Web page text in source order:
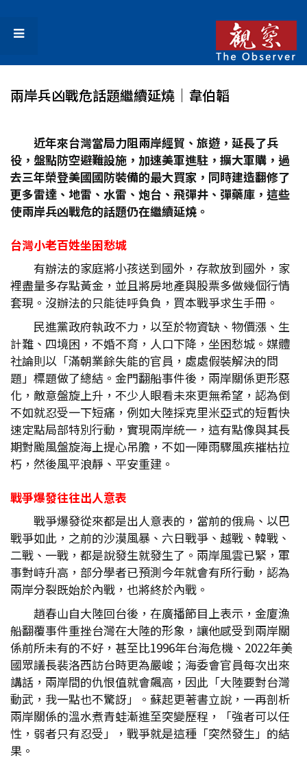
兩岸兵凶戰危話題繼續延燒│韋伯韜
近年來台灣當局力阻兩岸經貿、旅遊，延長了兵
役，盤點防空避難設施，加速美軍進駐，擴大軍購，過
去三年榮登美國國防裝備的最大買家，同時建造翻修了
更多雷達、地雷、水雷、炮台、飛彈井、彈藥庫，這些
使兩岸兵凶戰危的話題仍在繼續延燒。
台灣小老百姓坐困愁城
有辦法的家庭將小孩送到國外，存款放到國外，家
裡盡量多存點黃金，並且將房地產與股票多做幾個行情
套現。沒辦法的只能徒呼負負，買本戰爭求生手冊。
民進黨政府執政不力，以至於物資缺、物價漲、生
計難、四境困，不婚不育，人口下降，坐困愁城。媒體
社論則以「滿朝業餘失能的官員，處處假裝解決的問
題」標題做了總結。金門翻船事件後，兩岸關係更形惡
化，敵意盤旋上升，不少人眼看未來更無希望，認為倒
不如就忍受一下短痛，例如大陸採克里米亞式的短暫快
速定點局部特別行動，實現兩岸統一，這有點像與其長
期對颱風盤旋海上提心吊膽，不如一陣雨驟風疾摧枯拉
朽，然後風平浪靜、平安重建。
戰爭爆發往往出人意表
戰爭爆發從來都是出人意表的，當前的俄烏、以巴
戰爭如此，之前的沙漠風暴、六日戰爭、越戰、韓戰、
二戰、一戰，都是說發生就發生了。兩岸風雲已緊，軍
事對峙升高，部分學者已預測今年就會有所行動，認為
兩岸分裂既始於內戰，也將終於內戰。
趙春山自大陸回台後，在廣播節目上表示，金廈漁
船翻覆事件重挫台灣在大陸的形象，讓他感受到兩岸關
係前所未有的不好，甚至比1996年台海危機、2022年美
國眾議長裴洛西訪台時更為嚴峻；海委會官員每次出來
講話，兩岸間的仇恨值就會飆高，因此「大陸要對台灣
動武，我一點也不驚訝」。蘇起更著書立說，一再剖析
兩岸關係的溫水煮青蛙漸進至突變歷程，「強者可以任
性，弱者只有忍受」，戰爭就是這種「突然發生」的結
果。